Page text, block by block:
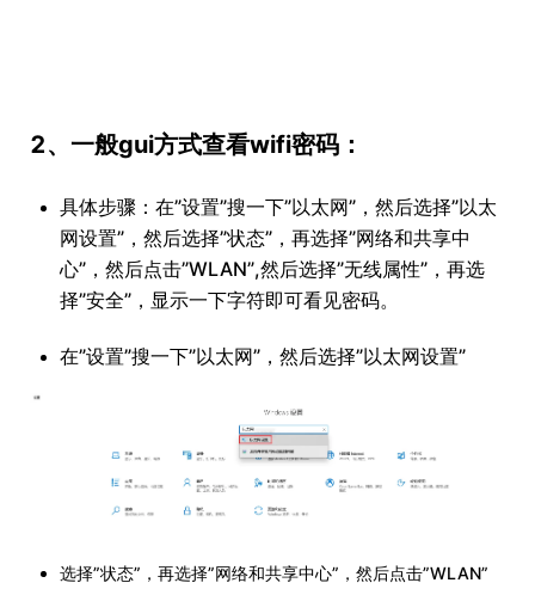
2、一般gui方式查看wifi密码：
具体步骤：在”设置”搜一下”以太网”，然后选择”以太
网设置”，然后选择”状态”，再选择”网络和共享中
心”，然后点击”WLAN”,然后选择”无线属性”，再选
择”安全”，显示一下字符即可看见密码。
在”设置”搜一下”以太网”，然后选择”以太网设置”
选择”状态”，再选择”网络和共享中心”，然后点击”WLAN”